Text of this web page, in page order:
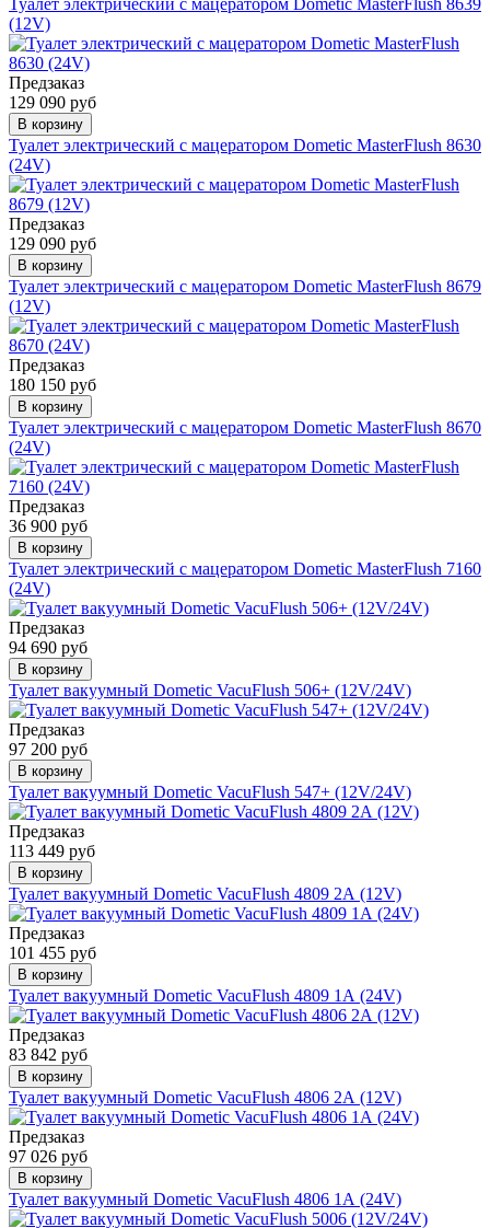
Туалет электрический с мацератором Dometic MasterFlush 8639
(12V)
Предзаказ
129 090 руб
В корзину
Туалет электрический с мацератором Dometic MasterFlush 8630
(24V)
Предзаказ
129 090 руб
В корзину
Туалет электрический с мацератором Dometic MasterFlush 8679
(12V)
Предзаказ
180 150 руб
В корзину
Туалет электрический с мацератором Dometic MasterFlush 8670
(24V)
Предзаказ
36 900 руб
В корзину
Туалет электрический с мацератором Dometic MasterFlush 7160
(24V)
Предзаказ
94 690 руб
В корзину
Туалет вакуумный Dometic VacuFlush 506+ (12V/24V)
Предзаказ
97 200 руб
В корзину
Туалет вакуумный Dometic VacuFlush 547+ (12V/24V)
Предзаказ
113 449 руб
В корзину
Туалет вакуумный Dometic VacuFlush 4809 2А (12V)
Предзаказ
101 455 руб
В корзину
Туалет вакуумный Dometic VacuFlush 4809 1А (24V)
Предзаказ
83 842 руб
В корзину
Туалет вакуумный Dometic VacuFlush 4806 2А (12V)
Предзаказ
97 026 руб
В корзину
Туалет вакуумный Dometic VacuFlush 4806 1А (24V)